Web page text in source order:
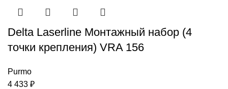
Delta Laserline Монтажный набор (4
точки крепления) VRA 156
Purmo
4 433 ₽